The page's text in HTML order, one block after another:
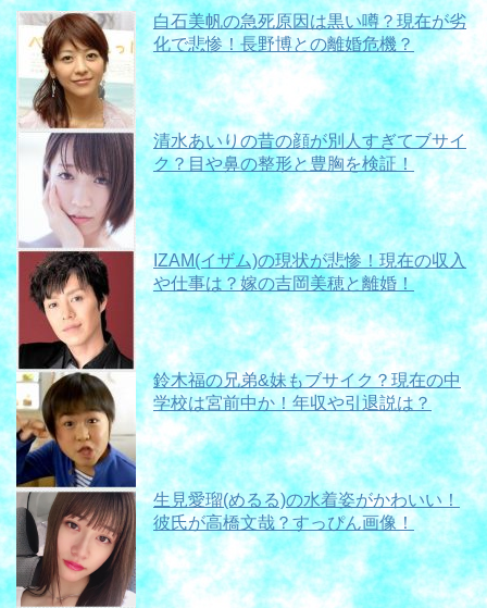
白石美帆の急死原因は黒い噂？現在が劣
化で悲惨！長野博との離婚危機？
清水あいりの昔の顔が別人すぎてブサイ
ク？目や鼻の整形と豊胸を検証！
IZAM(イザム)の現状が悲惨！現在の収入
や仕事は？嫁の吉岡美穂と離婚！
鈴木福の兄弟&妹もブサイク？現在の中
学校は宮前中か！年収や引退説は？
生見愛瑠(めるる)の水着姿がかわいい！
彼氏が高橋文哉？すっぴん画像！